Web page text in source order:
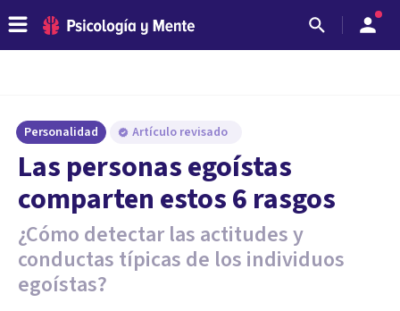
Personalidad Artículo revisado
Las personas egoístas
comparten estos 6 rasgos
¿Cómo detectar las actitudes y
conductas típicas de los individuos
egoístas?